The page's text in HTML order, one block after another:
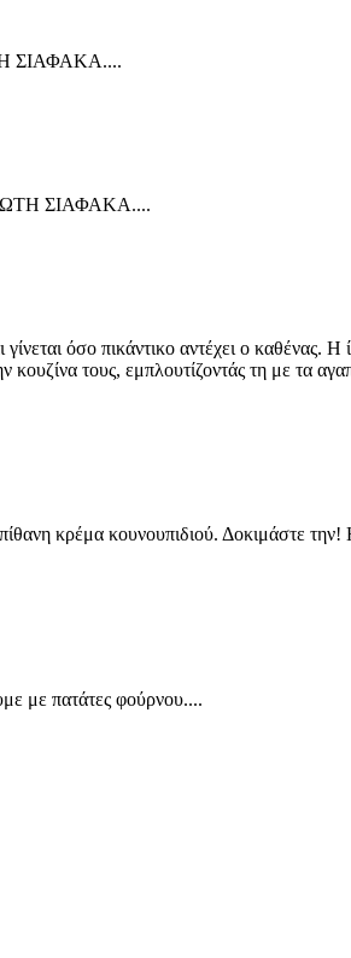
ΣΙΑΦΑΚΑ....
ΣΙΑΦΑΚΑ....
όσο πικάντικο αντέχει ο καθένας. Η
τους, εμπλουτίζοντάς τη με τα
κρέμα κουνουπιδιού. Δοκιμάστε την!
με πατάτες φούρνου....